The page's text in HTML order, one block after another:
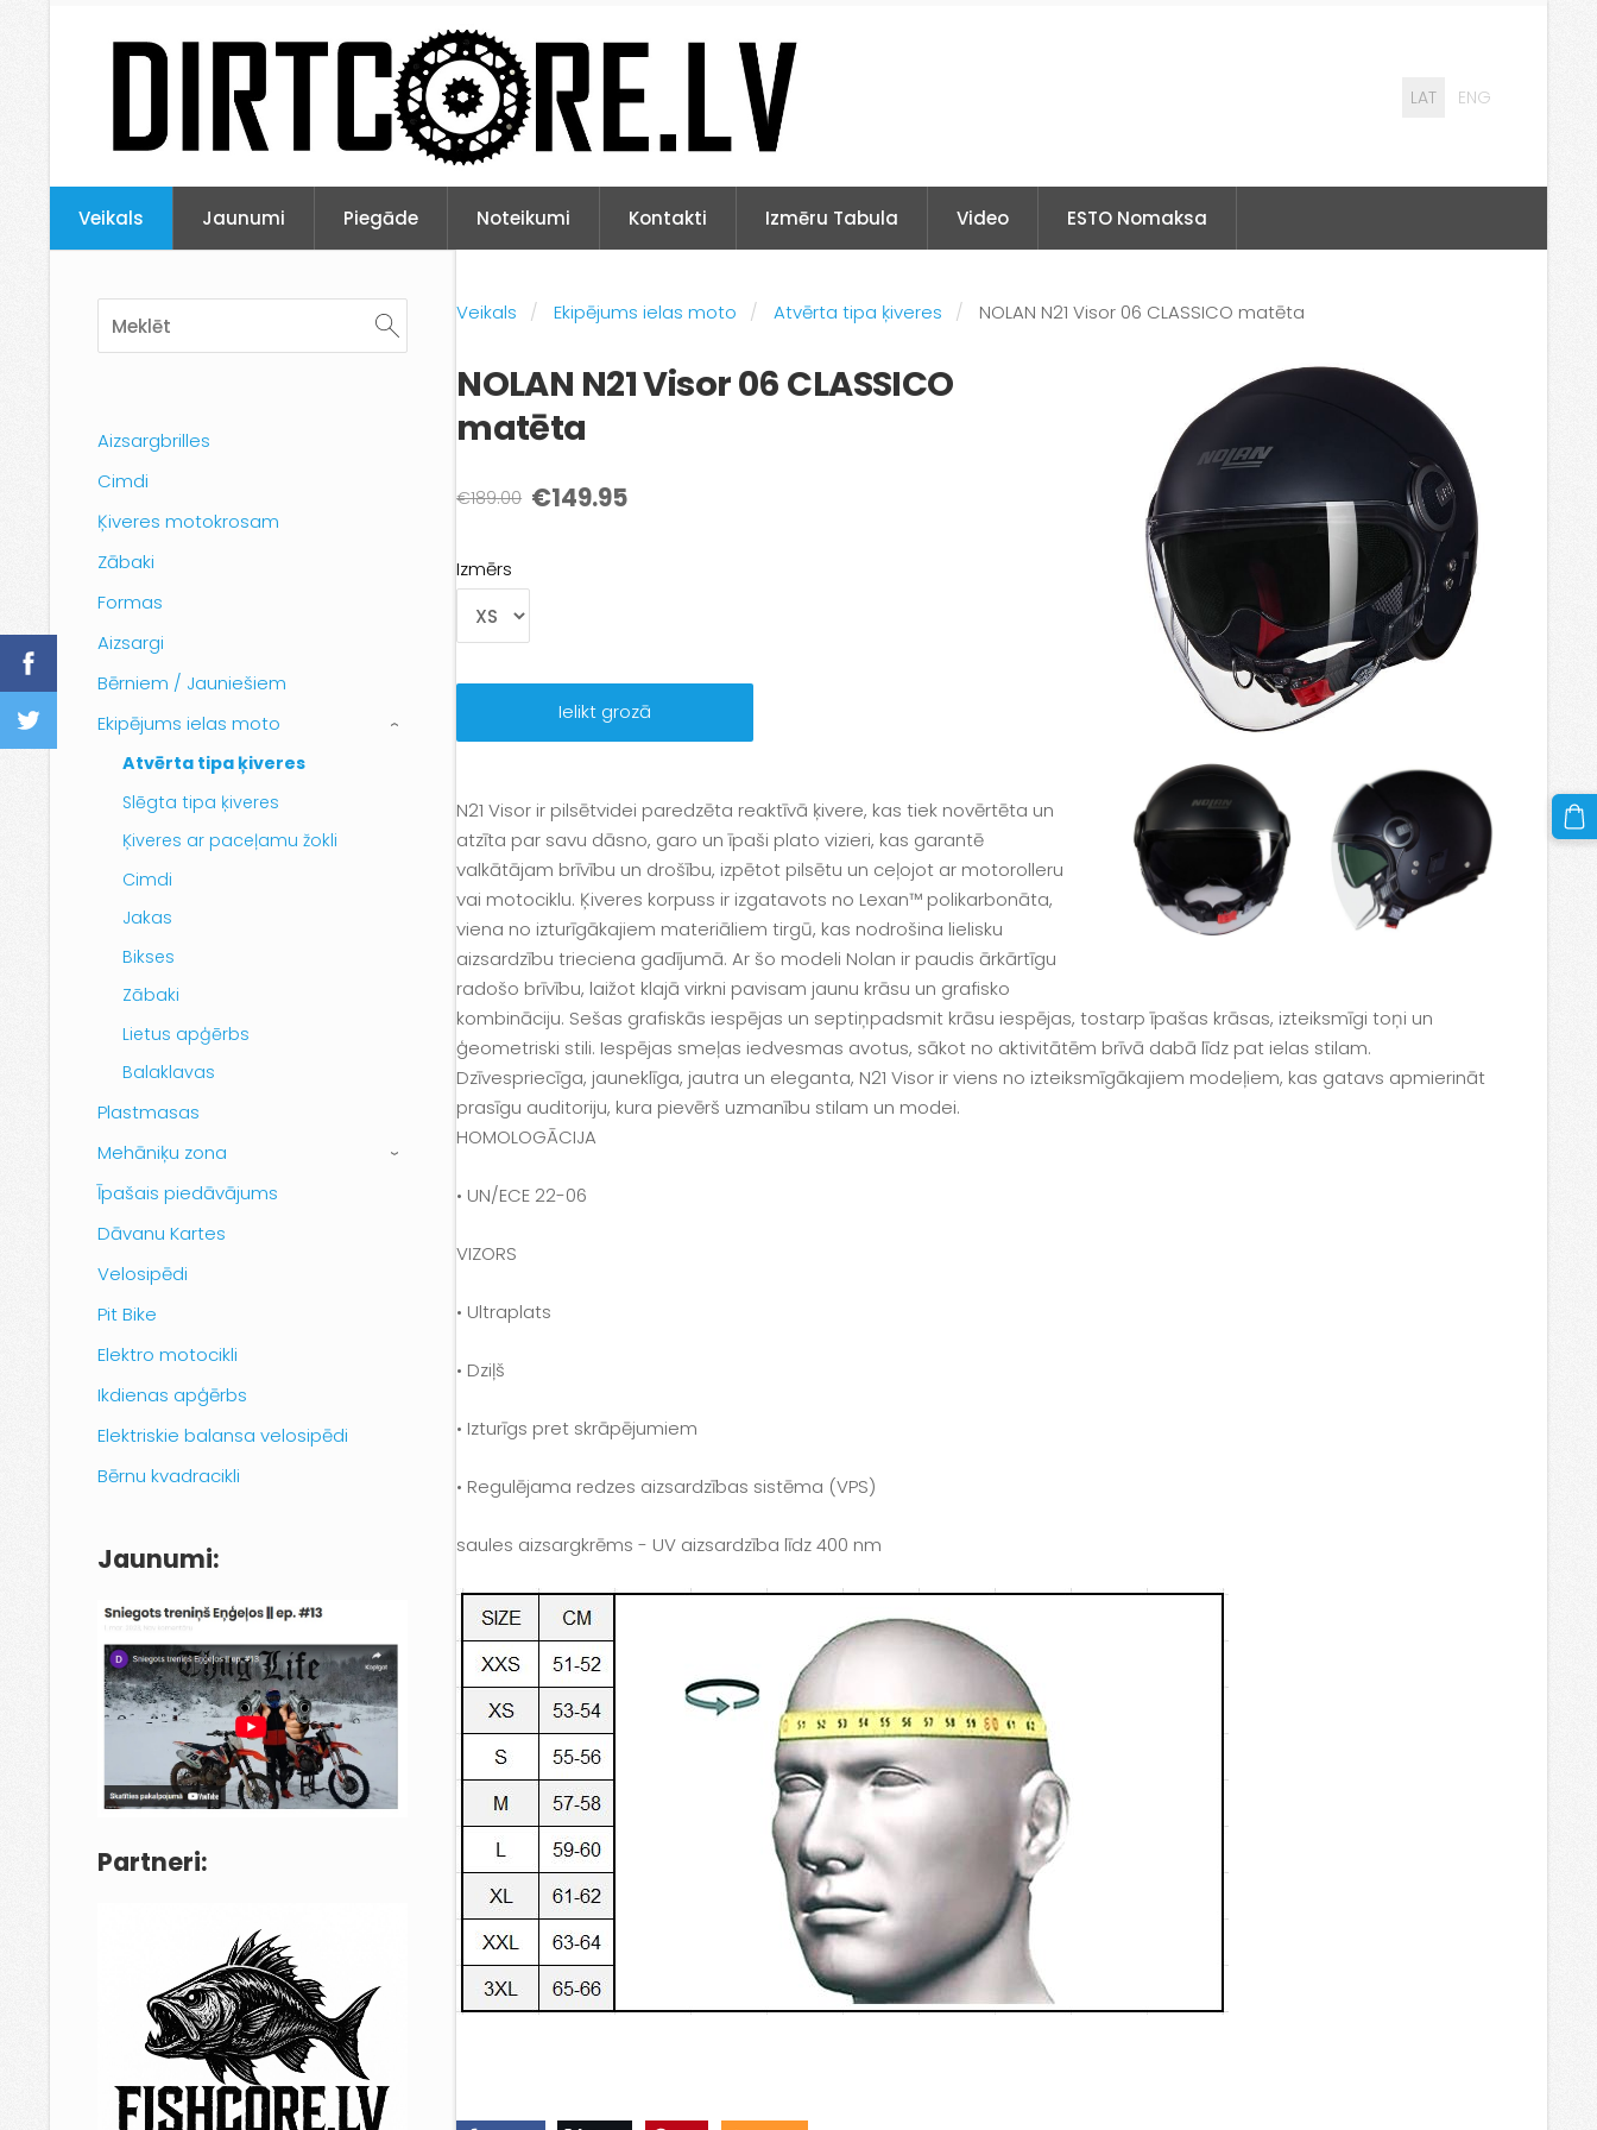
LAT ENG
Veikals Jaunumi Piegāde Noteikumi Kontakti Izmēru Tabula Video ESTO Nomaksa
Aizsargbrilles
Cimdi
Ķiveres motokrosam
Zābaki
Formas
Aizsargi
Bērniem / Jauniešiem
Ekipējums ielas moto
Atvērta tipa ķiveres
Slēgta tipa ķiveres
Ķiveres ar paceļamu žokli
Cimdi
Jakas
Bikses
Zābaki
Lietus apģērbs
Balaklavas
›
Plastmasas
Mehāniķu zona
›
Īpašais piedāvājums
Dāvanu Kartes
Velosipēdi
Pit Bike
Elektro motocikli
Ikdienas apģērbs
Elektriskie balansa velosipēdi
Bērnu kvadracikli
Jaunumi:
Partneri:
Veikals Ekipējums ielas moto Atvērta tipa ķiveres NOLAN N21 Visor 06 CLASSICO matēta
NOLAN N21 Visor 06 CLASSICO
matēta
€189.00 €149.95
Izmērs
Ielikt grozā
N21 Visor ir pilsētvidei paredzēta reaktīvā ķivere, kas tiek novērtēta un
atzīta par savu dāsno, garo un īpaši plato vizieri, kas garantē
valkātājam brīvību un drošību, izpētot pilsētu un ceļojot ar motorolleru
vai motociklu. Ķiveres korpuss ir izgatavots no Lexan™ polikarbonāta,
viena no izturīgākajiem materiāliem tirgū, kas nodrošina lielisku
aizsardzību trieciena gadījumā. Ar šo modeli Nolan ir paudis ārkārtīgu
radošo brīvību, laižot klajā virkni pavisam jaunu krāsu un grafisko
kombināciju. Sešas grafiskās iespējas un septiņpadsmit krāsu iespējas, tostarp īpašas krāsas, izteiksmīgi toņi un
ģeometriski stili. Iespējas smeļas iedvesmas avotus, sākot no aktivitātēm brīvā dabā līdz pat ielas stilam.
Dzīvespriecīga, jauneklīga, jautra un eleganta, N21 Visor ir viens no izteiksmīgākajiem modeļiem, kas gatavs apmierināt
prasīgu auditoriju, kura pievērš uzmanību stilam un modei.
HOMOLOGĀCIJA
• UN/ECE 22-06
VIZORS
• Ultraplats
• Dziļš
• Izturīgs pret skrāpējumiem
• Regulējama redzes aizsardzības sistēma (VPS)
saules aizsargkrēms - UV aizsardzība līdz 400 nm